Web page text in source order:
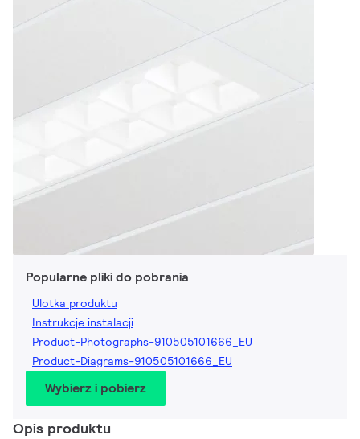
Popularne pliki do pobrania
Ulotka produktu
Instrukcje instalacji
Product-Photographs-910505101666_EU
Product-Diagrams-910505101666_EU
Wybierz i pobierz
Opis produktu